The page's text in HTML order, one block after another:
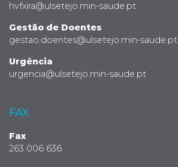
hvfxira@ulsetejo.min-saude.pt
Gestão de Doentes
gestao.doentes@ulsetejo.min-saude.pt
Urgência
urgencia@ulsetejo.min-saude.pt
FAX
Fax
263 006 636